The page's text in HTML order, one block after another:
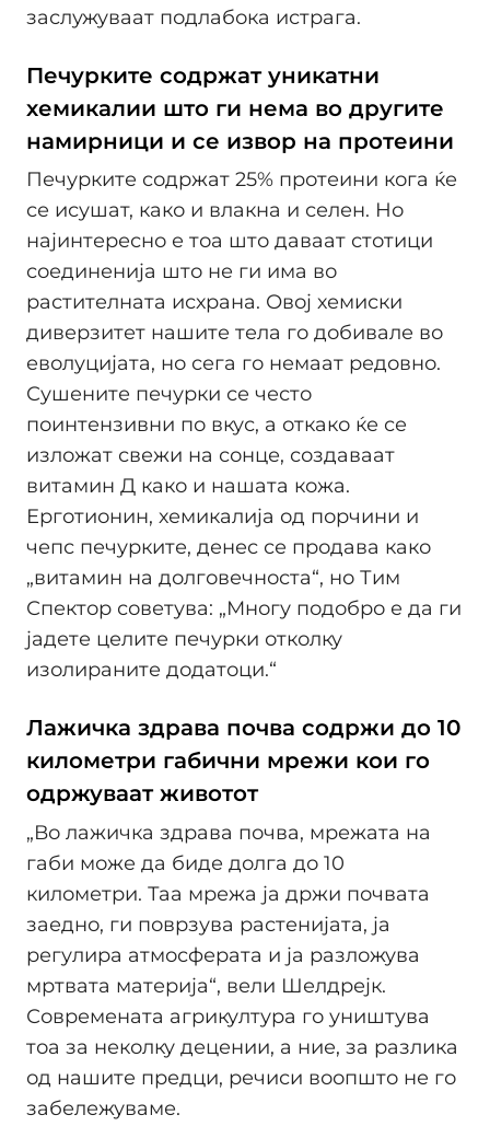
заслужуваат подлабока истрага.
Печурките содржат уникатни
хемикалии што ги нема во другите
намирници и се извор на протеини
Печурките содржат 25% протеини кога ќе
се исушат, како и влакна и селен. Но
најинтересно е тоа што даваат стотици
соединенија што не ги има во
растителната исхрана. Овој хемиски
диверзитет нашите тела го добивале во
еволуцијата, но сега го немаат редовно.
Сушените печурки се често
поинтензивни по вкус, а откако ќе се
изложат свежи на сонце, создаваат
витамин Д како и нашата кожа.
Ерготионин, хемикалија од порчини и
чепс печурките, денес се продава како
„витамин на долговечноста“, но Тим
Спектор советува: „Многу подобро е да ги
јадете целите печурки отколку
изолираните додатоци.“
Лажичка здрава почва содржи до 10
километри габични мрежи кои го
одржуваат животот
„Во лажичка здрава почва, мрежата на
габи може да биде долга до 10
километри. Таа мрежа ја држи почвата
заедно, ги поврзува растенијата, ја
регулира атмосферата и ја разложува
мртвата материја“, вели Шелдрејк.
Современата агрикултура го уништува
тоа за неколку децении, а ние, за разлика
од нашите предци, речиси воопшто не го
забележуваме.